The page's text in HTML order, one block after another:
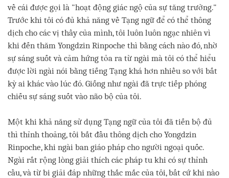
về cái được gọi là "hoạt động giác ngộ của sự tăng trưởng."
Trước khi tôi có đủ khả năng về Tạng ngữ để có thể thông
dịch cho các vị thầy của mình, tôi luôn luôn ngạc nhiên vì
khi đến thăm Yongdzin Rinpoche thì bằng cách nào đó, nhờ
sự sáng suốt và cảm hứng tỏa ra từ ngài mà tôi có thể hiểu
được lời ngài nói bằng tiếng Tạng khá hơn nhiều so với bất
kỳ ai khác vào lúc đó. Giống như ngài đã trực tiếp phóng
chiếu sự sáng suốt vào não bộ của tôi.
Một khi khả năng sử dụng Tạng ngữ của tôi đã tiến bộ đủ
thì thỉnh thoảng, tôi bắt đầu thông dịch cho Yongdzin
Rinpoche, khi ngài ban giáo pháp cho người ngoại quốc.
Ngài rất rộng lòng giải thích các pháp tu khi có sự thỉnh
cầu, và từ bi giải đáp những thắc mắc của tôi, bất cứ khi nào